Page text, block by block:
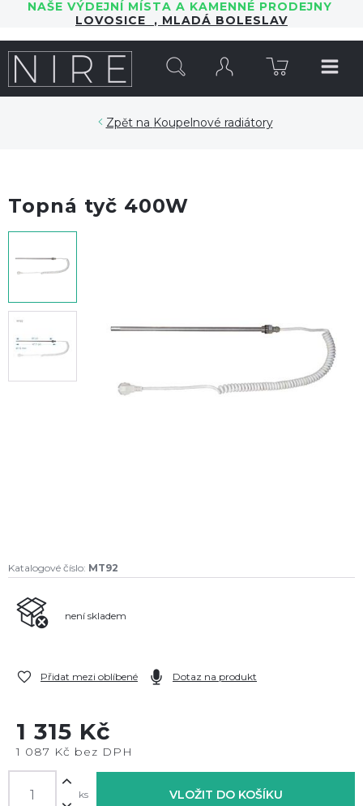
NAŠE VÝDEJNÍ MÍSTA A KAMENNÉ PRODEJNY
LOVOSICE , MLADÁ BOLESLAV
Koupelnové radiátory
Topná tyč 400W
Katalogové číslo: MT92
není skladem
Přidat mezi oblíbené Dotaz na produkt
1 315 Kč
1 087 Kč bez DPH
ks VLOŽIT DO KOŠÍKU